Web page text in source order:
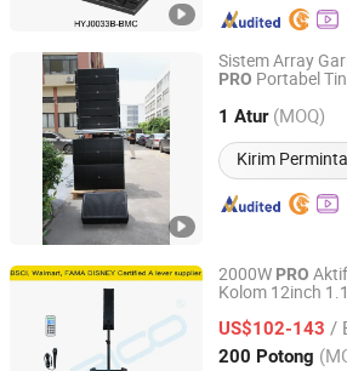
Sistem Array
PRO Portabel
1 Atur (MOQ)
Kirim
Guangzhou Seer Audio Co., Ltd.
Guangdong, China Harga
2000W PRO Aktif
Kolom 12inch
Audio
US$102-143 /
200 Potong
Ningbo Jumboaudio Industrial Co., Ltd.
Zhejiang, China Harga